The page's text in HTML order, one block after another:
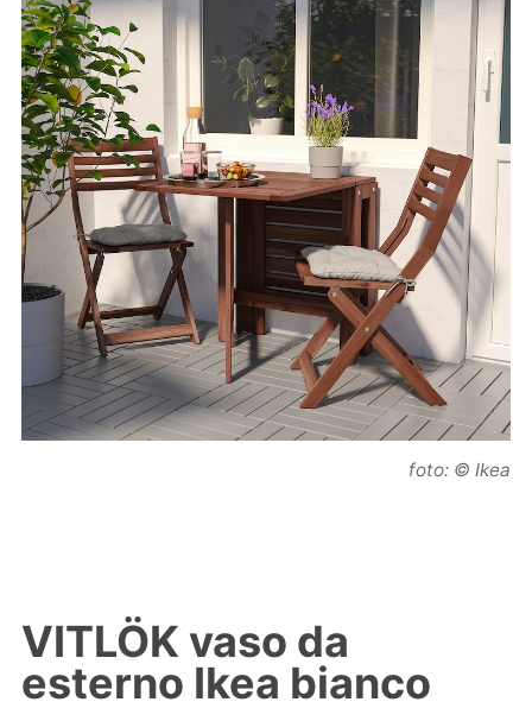
foto: © Ikea
VITLÖK vaso da
esterno Ikea bianco